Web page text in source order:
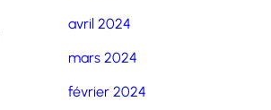
avril 2024
mars 2024
février 2024